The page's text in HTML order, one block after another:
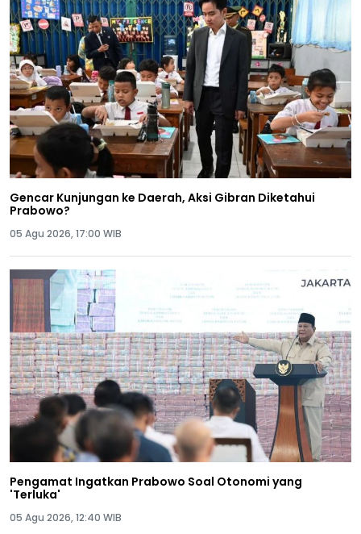
Gencar Kunjungan ke Daerah, Aksi Gibran Diketahui
Prabowo?
05 Agu 2026, 17:00 WIB
Pengamat Ingatkan Prabowo Soal Otonomi yang
'Terluka'
05 Agu 2026, 12:40 WIB